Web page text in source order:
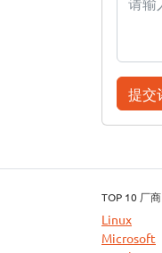
提交
TOP 10 厂商
Linux
Microsoft